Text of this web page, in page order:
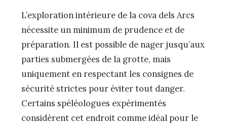
L’exploration intérieure de la cova dels Arcs
nécessite un minimum de prudence et de
préparation. Il est possible de nager jusqu’aux
parties submergées de la grotte, mais
uniquement en respectant les consignes de
sécurité strictes pour éviter tout danger.
Certains spéléologues expérimentés
considèrent cet endroit comme idéal pour le